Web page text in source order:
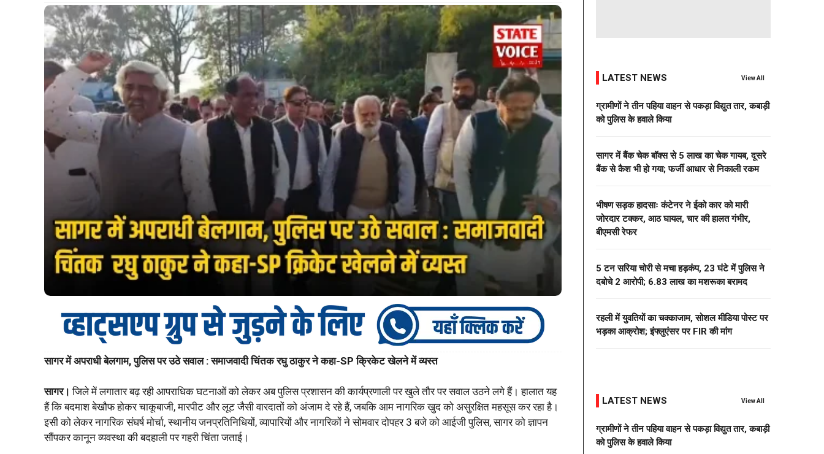
सागर में अपराधी बेलगाम, पुलिस पर उठे सवाल : समाजवादी चिंतक रघु ठाकुर ने कहा-SP क्रिकेट खेलने में व्यस्त
सागर। जिले में लगातार बढ़ रही आपराधिक घटनाओं को लेकर अब पुलिस प्रशासन की कार्यप्रणाली पर खुले तौर पर सवाल उठने लगे हैं। हालात यह
हैं कि बदमाश बेखौफ होकर चाकूबाजी, मारपीट और लूट जैसी वारदातों को अंजाम दे रहे हैं, जबकि आम नागरिक खुद को असुरक्षित महसूस कर रहा है।
इसी को लेकर नागरिक संघर्ष मोर्चा, स्थानीय जनप्रतिनिधियों, व्यापारियों और नागरिकों ने सोमवार दोपहर 3 बजे को आईजी पुलिस, सागर को ज्ञापन
सौंपकर कानून व्यवस्था की बदहाली पर गहरी चिंता जताई।
LATEST NEWS View All
ग्रामीणों ने तीन पहिया वाहन से पकड़ा विद्युत तार, कबाड़ी
को पुलिस के हवाले किया
सागर में बैंक चेक बॉक्स से 5 लाख का चेक गायब, दूसरे
बैंक से कैश भी हो गया; फर्जी आधार से निकाली रकम
भीषण सड़क हादसाः कंटेनर ने ईको कार को मारी
जोरदार टक्कर, आठ घायल, चार की हालत गंभीर,
बीएमसी रेफर
5 टन सरिया चोरी से मचा हड़कंप, 23 घंटे में पुलिस ने
दबोचे 2 आरोपी; 6.83 लाख का मशरूका बरामद
रहली में युवतियों का चक्काजाम, सोशल मीडिया पोस्ट पर
भड़का आक्रोश; इंफ्लुएंसर पर FIR की मांग
LATEST NEWS View All
ग्रामीणों ने तीन पहिया वाहन से पकड़ा विद्युत तार, कबाड़ी
को पुलिस के हवाले किया